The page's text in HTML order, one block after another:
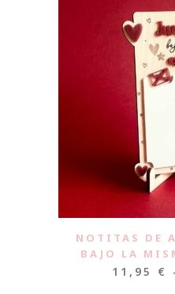
NOTITAS DE
BAJO LA
11,95 €